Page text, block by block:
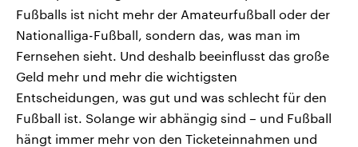
Fußballs ist nicht mehr der Amateurfußball oder der
Nationalliga-Fußball, sondern das, was man im
Fernsehen sieht. Und deshalb beeinflusst das große
Geld mehr und mehr die wichtigsten
Entscheidungen, was gut und was schlecht für den
Fußball ist. Solange wir abhängig sind – und Fußball
hängt immer mehr von den Ticketeinnahmen und